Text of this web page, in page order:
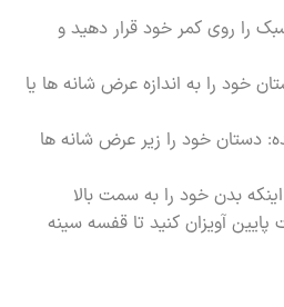
را روی کمر خود قرار دهید و
خود را به اندازه عرض شانه ها یا
دستان خود را زیر عرض شانه ها
بدن خود را به سمت بالا
آویزان کنید تا قفسه سینه